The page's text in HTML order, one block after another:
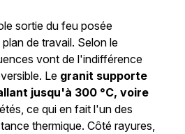
sortie du feu posée
de travail. Selon le
vont de l'indifférence
Le granit supporte
jusqu'à 300 °C, voire
ce qui en fait l'un des
thermique. Côté rayures,